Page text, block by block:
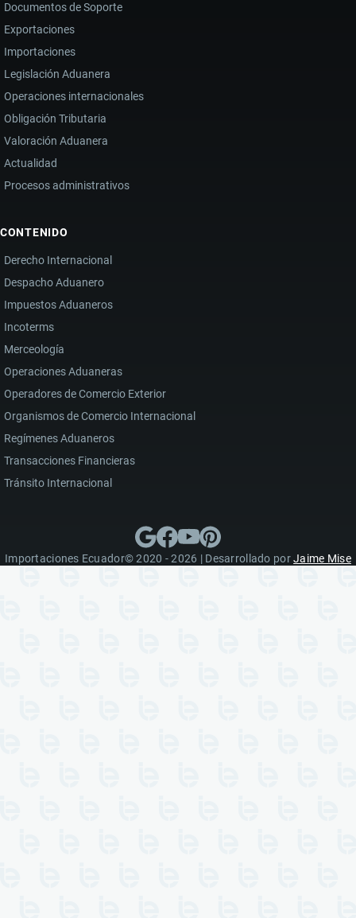
PUERTA
A
MILLONARIAS
DEVOLUCIONES
EN
ECUADOR
Documentos de Soporte
Exportaciones
Importaciones
Legislación Aduanera
Operaciones internacionales
Obligación Tributaria
Valoración Aduanera
Actualidad
Procesos administrativos
CONTENIDO
Derecho Internacional
Despacho Aduanero
Impuestos Aduaneros
Incoterms
Merceología
Operaciones Aduaneras
Operadores de Comercio Exterior
Organismos de Comercio Internacional
Regímenes Aduaneros
Transacciones Financieras
Tránsito Internacional
Importaciones Ecuador© 2020 - 2026 | Desarrollado porJaime Mise